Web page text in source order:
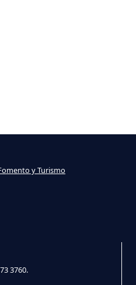
3760.
y Turismo